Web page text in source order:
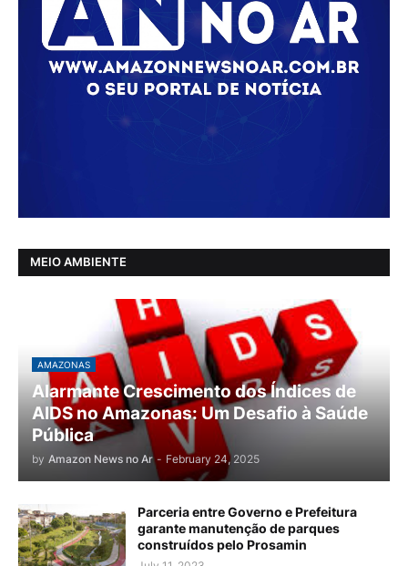
MEIO AMBIENTE
AMAZONAS
Alarmante Crescimento dos Índices de
AIDS no Amazonas: Um Desafio à Saúde
Pública
by Amazon News no Ar - February 24, 2025
Parceria entre Governo e Prefeitura
garante manutenção de parques
construídos pelo Prosamin